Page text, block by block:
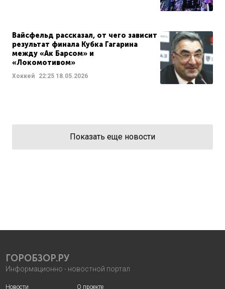
Вайсфельд рассказал, от чего зависит
результат финала Кубка Гагарина
между «Ак Барсом» и
«Локомотивом»
Хоккей 22:25 18.05.2026
Показать еще новости
ГОРОБЗОР.РУ
Информационно - новостной портал
Новости О проекте